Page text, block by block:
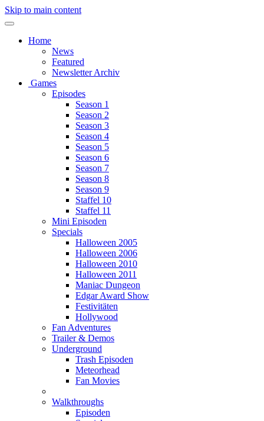
Skip to main content
Home
News
Featured
Newsletter Archiv
Games
Episodes
Season 1
Season 2
Season 3
Season 4
Season 5
Season 6
Season 7
Season 8
Season 9
Staffel 10
Staffel 11
Mini Episoden
Specials
Halloween 2005
Halloween 2006
Halloween 2010
Halloween 2011
Maniac Dungeon
Edgar Award Show
Festivitäten
Hollywood
Fan Adventures
Trailer & Demos
Underground
Trash Episoden
Meteorhead
Fan Movies
Walkthroughs
Episoden